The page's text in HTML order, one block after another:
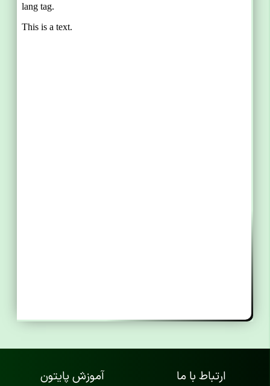
ارتباط با ما
آموزش پایتون